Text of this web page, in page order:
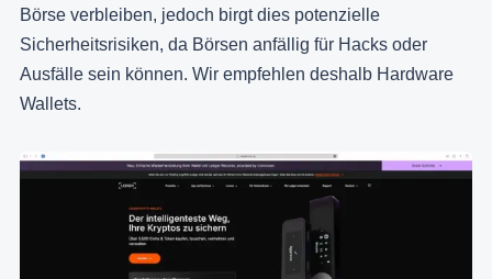
Börse verbleiben, jedoch birgt dies potenzielle
Sicherheitsrisiken, da Börsen anfällig für Hacks oder
Ausfälle sein können. Wir empfehlen deshalb Hardware
Wallets.